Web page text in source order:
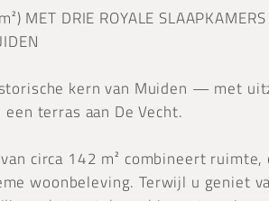
MET DRIE ROYALE
kern van Muiden — met
terras aan De Vecht.
circa 142 m² combineert
woonbeleving. Terwijl u geniet